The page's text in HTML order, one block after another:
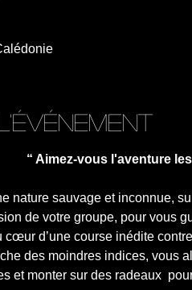
“ Aimez-vous l'aventure
nature sauvage et inconnue,
de votre groupe, pour vous
cœur d’une course inédite
des moindres indices, vous
et monter sur des radeaux